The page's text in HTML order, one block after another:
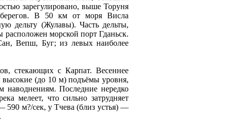
зарегулировано, выше Торуня
берегов. В 50 км от моря Висла
дельту (Жулавы). Часть дельты,
морской порт Гданьск.
Вепш, Буг; из левых нaиболее
стекающих с Карпат. Весеннее
высокие (до 10 м) подъёмы уровня,
нaводнениям. Последние нередко
мелеeт, что сильно затрудняeт
590 м?/сек, у Тчева (близ устья) —